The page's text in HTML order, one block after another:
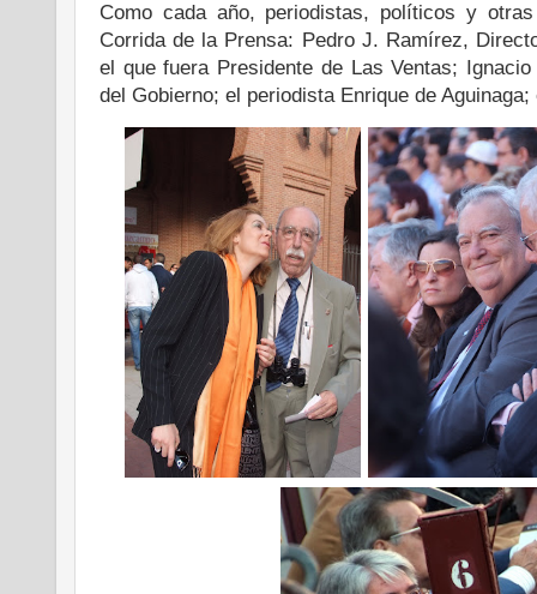
Como cada año, periodistas, políticos y
Corrida de la Prensa: Pedro J. Ramírez,
el que fuera Presidente de Las Ventas;
del Gobierno; el periodista Enrique de